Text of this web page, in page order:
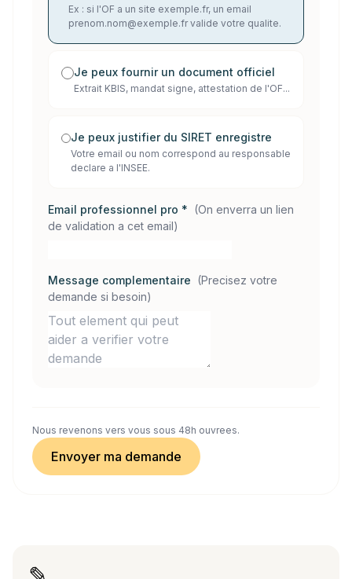
Ex : si l'OF a un site exemple.fr, un email
prenom.nom@exemple.fr valide votre qualite.
Je peux fournir un document officiel
Extrait KBIS, mandat signe, attestation de l'OF...
Je peux justifier du SIRET enregistre
Votre email ou nom correspond au responsable
declare a l'INSEE.
Email professionnel pro * (On enverra un lien
de validation a cet email)
Message complementaire (Precisez votre
demande si besoin)
Nous revenons vers vous sous 48h ouvrees.
Envoyer ma demande